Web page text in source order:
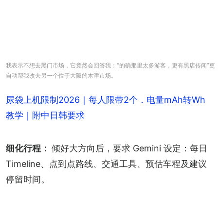
我表示不想去黑门市场，它竟然会回答我：“的确那里太多游客，更有黑店传闻”更
自动帮我改去另一个位于大阪的木津市场。
尿袋上机限制2026｜每人限带2个．电量mAh转Wh
教学｜附中日韩要求
细化行程： 倾好大方向后，要求 Gemini 设定：每日
Timeline、点到点路线、交通工具、预估车程及建议
停留时间。